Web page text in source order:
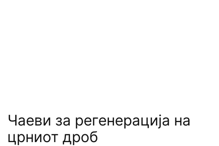
Чаеви за регенерација на
црниот дроб